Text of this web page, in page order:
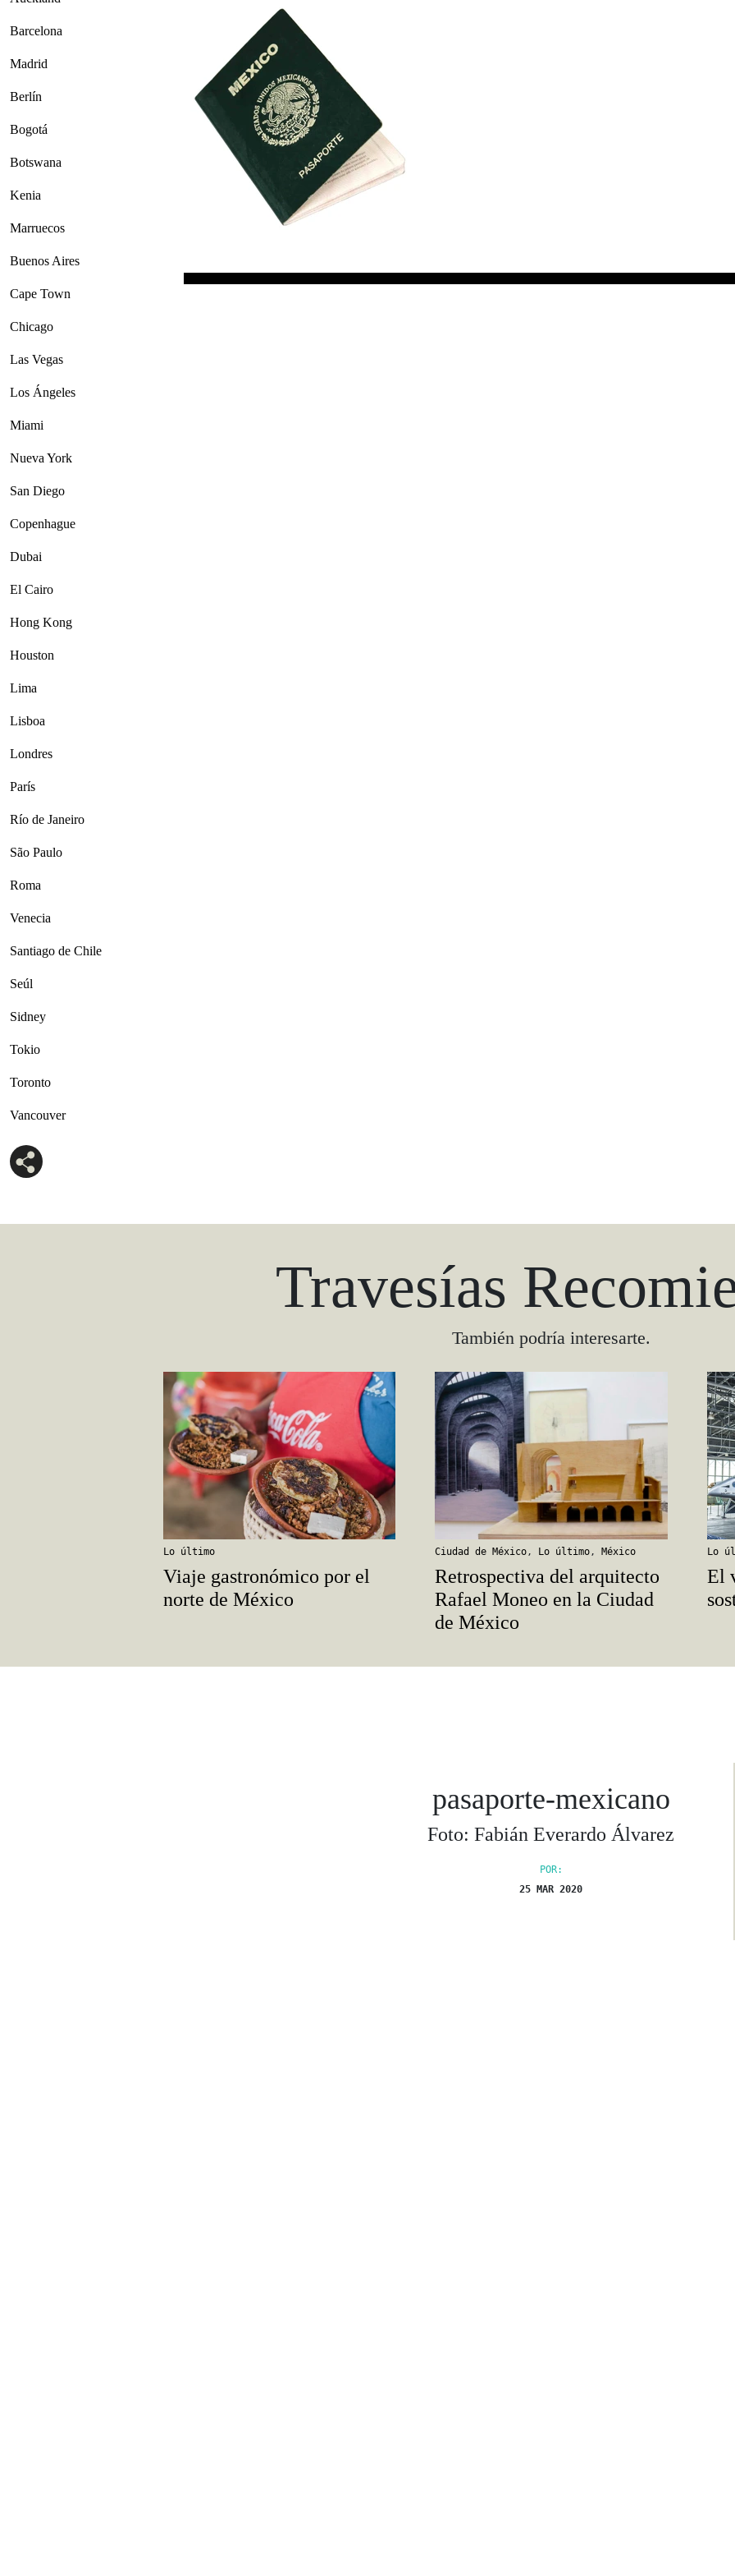
Barcelona
Madrid
Berlín
Bogotá
Botswana
Kenia
Marruecos
Buenos Aires
Cape Town
Chicago
Las Vegas
Los Ángeles
Miami
Nueva York
San Diego
Copenhague
Dubai
El Cairo
Hong Kong
Houston
Lima
Lisboa
Londres
París
Río de Janeiro
São Paulo
Roma
Venecia
Santiago de Chile
Seúl
Sidney
Tokio
Toronto
Vancouver
Travesías
También podría interesarte.
Lo último
Viaje gastronómico por el
norte de México
Ciudad de México, Lo último, México
Retrospectiva del arquitecto
Rafael Moneo en la Ciudad
de México
Lo
El
pasaporte-mexicano
Foto: Fabián Everardo Álvarez
POR:
25 MAR 2020